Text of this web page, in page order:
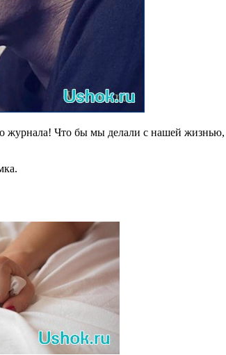
журнала! Что бы мы делали с нашей